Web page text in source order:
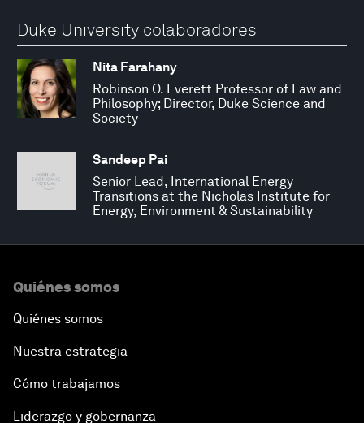
Duke University colaboradores
Nita Farahany
Robinson O. Everett Professor of Law and
Philosophy; Director, Duke Science and
Society
Sandeep Pai
Senior Lead, International Energy
Transitions at the Nicholas Institute for
Energy, Environment & Sustainability
Quiénes somos
Quiénes somos
Nuestra estrategia
Cómo trabajamos
Liderazgo y gobernanza